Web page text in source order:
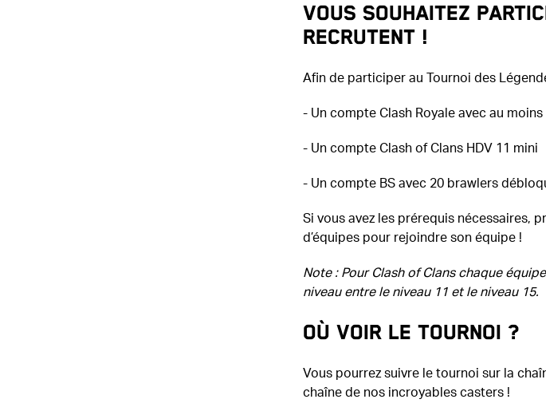
Vous souhaitez
recrutent !
Afin de participer au Tournoi des
- Un compte Clash Royale avec au
- Un compte Clash of Clans HDV 11 mini
- Un compte BS avec 20 brawlers
Si vous avez les prérequis nécessaires,
d’équipes pour rejoindre son équipe !
Note : Pour Clash of Clans chaque
niveau entre le niveau 11 et le niveau 15.
Où voir le tournoi ?
Vous pourrez suivre le tournoi sur la
chaîne de nos incroyables casters !